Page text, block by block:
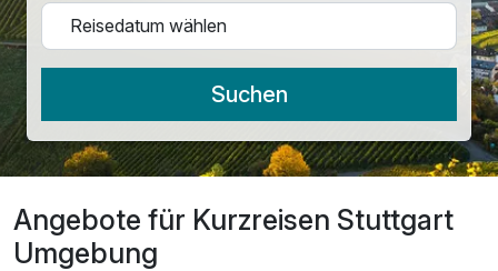
Suchen
Angebote für Kurzreisen Stuttgart
Umgebung